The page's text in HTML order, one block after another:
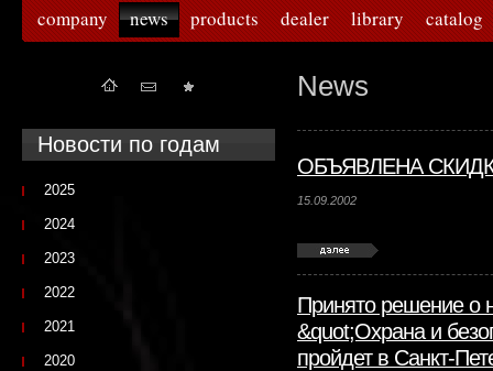
company news products dealer library catalog
News
ОБЪЯВЛЕНА
15.09.2002
Принято решение о
&quot;Охрана и
пройдет в Санкт-
Новости по годам
2025
2024
2023
2022
2021
2020